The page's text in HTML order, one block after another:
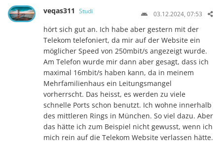
veqas311 Studi 03.12.2024, 07:53
hört sich gut an. Ich habe aber gestern mit der
Telekom telefoniert, da mir auf der Website ein
möglicher Speed von 250mbit/s angezeigt wurde.
Am Telefon wurde mir dann aber gesagt, dass ich
maximal 16mbit/s haben kann, da in meinem
Mehrfamilienhaus ein Leitungsmangel
vorherrscht. Das heisst, es werden zu viele
schnelle Ports schon benutzt. Ich wohne innerhalb
des mittleren Rings in München. So viel dazu. Aber
das hätte ich zum Beispiel nicht gewusst, wenn ich
mich rein auf die Telekom Website verlassen hätte.